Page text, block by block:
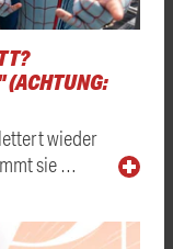
(ACHTUNG:
wieder
sie …